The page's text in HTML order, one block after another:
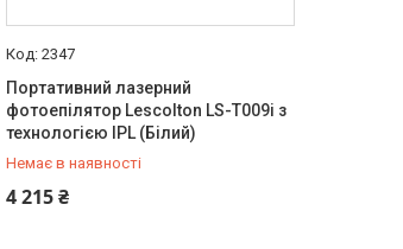
2347
Портативний лазерний
фотоепілятор Lescolton LS-T009i з
технологією IPL (Білий)
Немає в наявності
4 215 ₴
+380 (50) 432-84-83